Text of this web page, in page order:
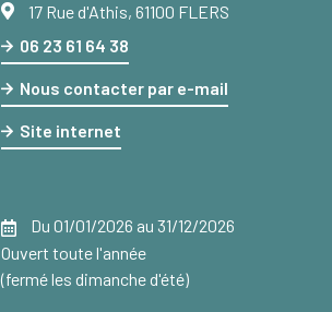
17 Rue d'Athis, 61100 FLERS
06 23 61 64 38
Nous contacter par e-mail
Site internet
Du 01/01/2026 au 31/12/2026
Ouvert toute l'année
(fermé les dimanche d'été)